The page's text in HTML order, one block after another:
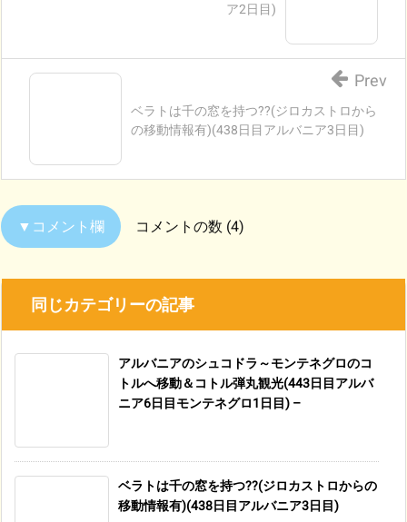
ア2日目)
ベラトは千の窓を持つ??(ジロカストロから
の移動情報有)(438日目アルバニア3日目)
Prev
コメントの数 (4)
同じカテゴリーの記事
アルバニアのシュコドラ～モンテネグロのコ
トルへ移動＆コトル弾丸観光(443日目アルバ
ニア6日目モンテネグロ1日目) –
ベラトは千の窓を持つ??(ジロカストロからの
移動情報有)(438日目アルバニア3日目)